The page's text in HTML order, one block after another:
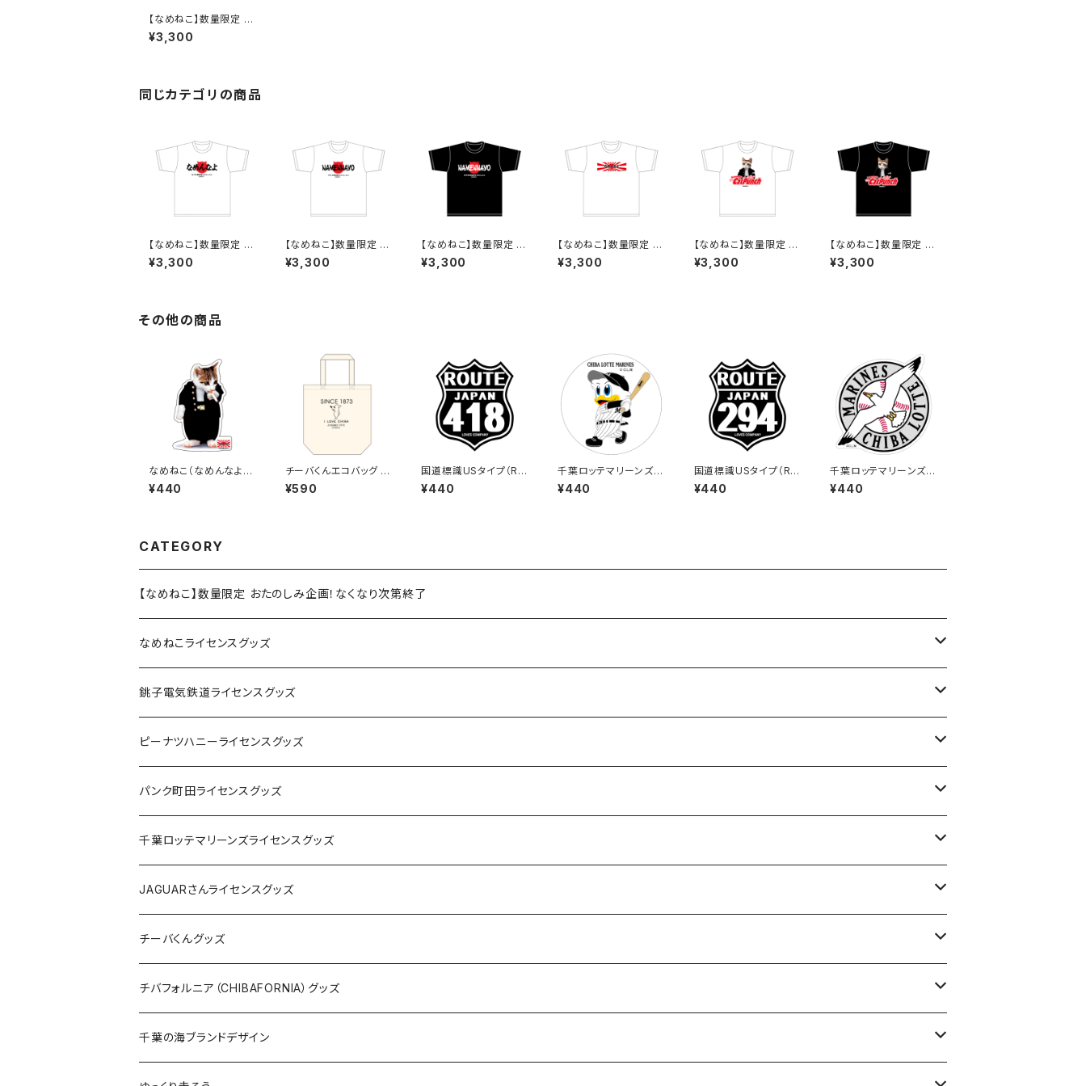
【なめねこ】数量限定 お
たのしみ企画！なくなり
次第終了 なめねこ
¥3,300
同じカテゴリの商品
【なめねこ】数量限定 お
たのしみ企画！なくなり
次第終了 なめねこ
¥3,300
【なめねこ】数量限定 お
たのしみ企画！なくなり
次第終了 なめねこ
¥3,300
【なめねこ】数量限定 お
たのしみ企画！なくなり
次第終了 なめねこ
¥3,300
【なめねこ】数量限定 お
たのしみ企画！なくなり
次第終了 なめねこ
¥3,300
【なめねこ】数量限定 お
たのしみ企画！なくなり
次第終了 なめねこ
¥3,300
【なめねこ】数量限定 お
たのしみ企画！なくなり
次第終了 なめねこ
¥3,300
その他の商品
なめねこ（なめんなよ）
ステッカー E-2
¥440
チーバくんエコバッグ D
esign1
¥590
国道標識USタイプ（RO
UTE）ステッカー 418号
線（ブラック）
¥440
千葉ロッテマリーンズス
テッカー8
¥440
国道標識USタイプ（RO
UTE）ステッカー 294
号線（ブラック）
¥440
千葉ロッテマリーンズス
テッカー15
¥440
CATEGORY
【なめねこ】数量限定 おたのしみ企画！なくなり次第終了
なめねこライセンスグッズ
Tシャツ
キャップ
ステッカー
缶バッジ
ホテルキーホルダー
銚子電気鉄道ライセンスグッズ
ステッカー
缶バッジ
アクリルキーホルダー
ホテルキーホルダー
クリアファイル
Tシャツ
キャップ
ピーナツハニーライセンスグッズ
Tシャツ
キャップ
バッグ
ステッカー
缶バッジ
キーホルダー
パンク町田ライセンスグッズ
Tシャツ
キャップ
バッグ
ステッカー
缶バッジ
千葉ロッテマリーンズライセンスグッズ
ステッカー
ステッカー
ステッカー大
缶バッジ
缶バッジ32mm
缶バッジ54mm
エコバッグ
JAGUARさんコラボグッズ
Tシャツ
JAGUARさんライセンスグッズ
Tシャツ
ステッカー
缶バッジ
チーバくんグッズ
Tシャツ
キャップ
チバフォルニア（CHIBAFORNIA）グッズ
Tシャツ
千葉の海ブランドデザイン